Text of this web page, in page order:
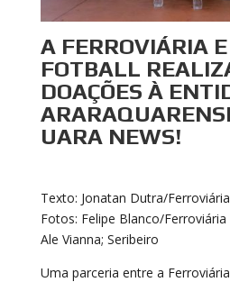
A FERROVIÁRIA
FOTBALL
DOAÇÕES À
UARA NEWS!
Texto: Jonatan Dutra/
Fotos: Felipe Blanco/
Ale Vianna; Seribeiro
Uma parceria entre a